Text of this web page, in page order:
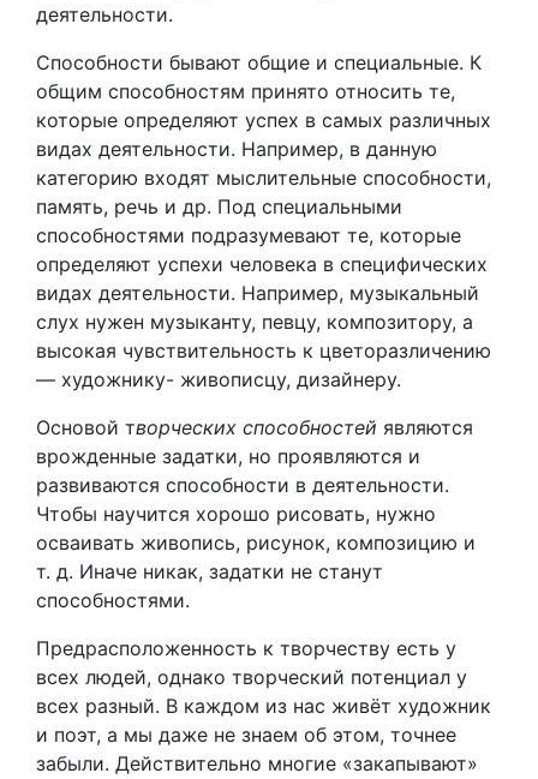
деятельности.
Способности бывают общие и специальные. К
общим способностям принято относить те,
которые определяют успех в самых различных
видах деятельности. Например, в данную
категорию входят мыслительные способности,
память, речь и др. Под специальными
способностями подразумевают те, которые
определяют успехи человека в специфических
видах деятельности. Например, музыкальный
слух нужен музыканту, певцу, композитору, а
высокая чувствительность к цветоразличению
— художнику- живописцу, дизайнеру.
Основой творческих способностей являются
врожденные задатки, но проявляются и
развиваются способности в деятельности.
Чтобы научится хорошо рисовать, нужно
осваивать живопись, рисунок, композицию и
т. д. Иначе никак, задатки не станут
способностями.
Предрасположенность к творчеству есть у
всех людей, однако творческий потенциал у
всех разный. В каждом из нас живёт художник
и поэт, а мы даже не знаем об этом, точнее
забыли. Действительно многие «закапывают»